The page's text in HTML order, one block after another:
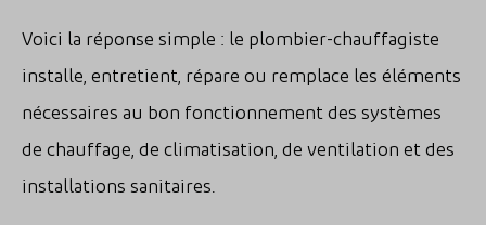
Voici la réponse simple : le plombier-chauffagiste
installe, entretient, répare ou remplace les éléments
nécessaires au bon fonctionnement des systèmes
de chauffage, de climatisation, de ventilation et des
installations sanitaires.